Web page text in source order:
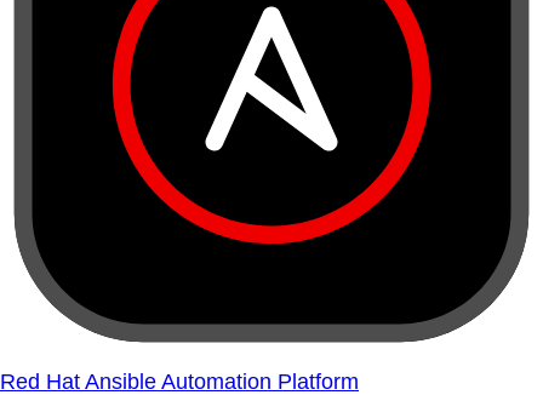
Red Hat Ansible Automation Platform